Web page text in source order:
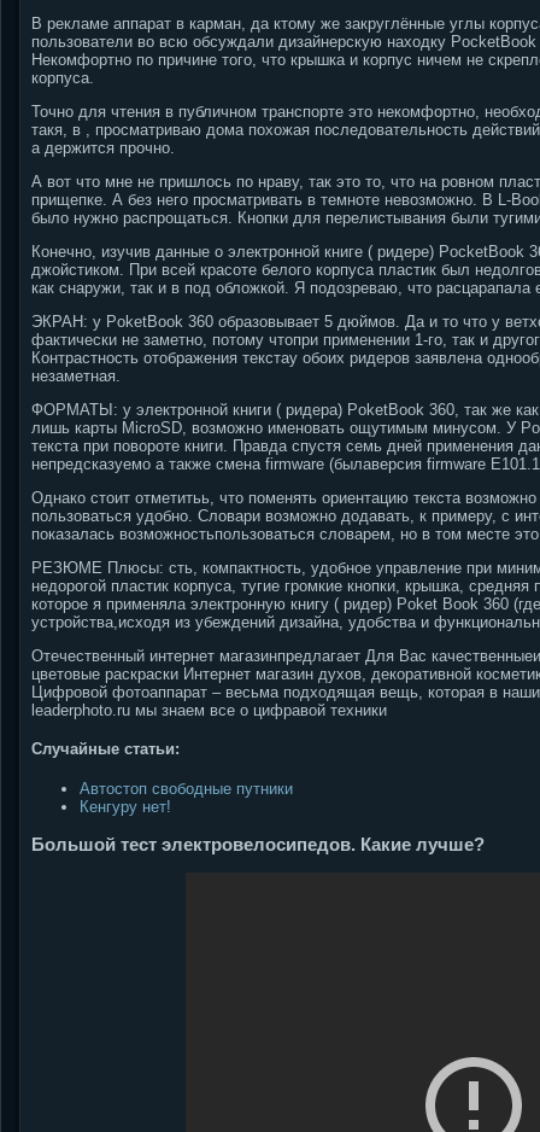
В рекламе аппарат в карман, да ктому же закруглённые углы
пользователи во всю обсуждали дизайнерскую находку
Некомфортно по причине того, что крышка и корпус ничем не
корпуса.
Точно для чтения в публичном транспорте это некомфортно,
такя, в , просматриваю дома похожая последовательность
а держится прочно.
А вот что мне не пришлось по нраву, так это то, что на ровном
прищепке. А без него просматривать в темноте невозможно. В L-
было нужно распрощаться. Кнопки для перелистывания были
Конечно, изучив данные о электронной книге ( ридере) PocketBook
джойстиком. При всей красоте белого корпуса пластик был
как снаружи, так и в под обложкой. Я подозреваю, что
ЭКРАН: у PoketBook 360 образовывает 5 дюймов. Да и то что у
фактически не заметно, потому чтопри применении 1-го, так и
Контрастность отображения текстау обоих ридеров заявлена
незаметная.
ФОРМАТЫ: у электронной книги ( ридера) PoketBook 360, так же
лишь карты MicroSD, возможно именовать ощутимым минусом. У
текста при повороте книги. Правда спустя семь дней применения
непредсказуемо а также смена firmware (былаверсия firmware
Однако стоит отметитьь, что поменять ориентацию текста
пользоваться удобно. Словари возможно додавать, к примеру, с
показалась возможностьпользоваться словарем, но в том месте
РЕЗЮМЕ Плюсы: сть, компактность, удобное управление при
недорогой пластик корпуса, тугие громкие кнопки, крышка,
которое я применяла электронную книгу ( ридер) Poket Book 360
устройства,исходя из убеждений дизайна, удобства и
Отечественный интернет магазинпредлагает Для Вас
цветовые раскраски Интернет магазин духов, декоративной
Цифровой фотоаппарат – весьма подходящая вещь, которая в
leaderphoto.ru мы знаем все о цифравой техники
Случайные статьи:
Автостоп свободные путники
Кенгуру нет!
Большой тест электровелосипедов. Какие лучше?